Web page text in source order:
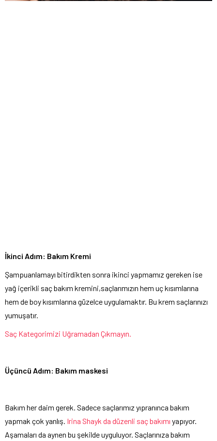
İkinci Adım: Bakım Kremi
Şampuanlamayı bitirdikten sonra ikinci yapmamız gereken ise
yağ içerikli saç bakım kremini,saçlarımızın hem uç kısımlarına
hem de boy kısımlarına güzelce uygulamaktır. Bu krem saçlarınızı
yumuşatır.
Saç Kategorimizi Uğramadan Çıkmayın.
Üçüncü Adım: Bakım maskesi
Bakım her daim gerek. Sadece saçlarımız yıpranınca bakım
yapmak çok yanlış. Irina Shayk da düzenli saç bakımı yapıyor.
Aşamaları da aynen bu şekilde uyguluyor. Saçlarınıza bakım